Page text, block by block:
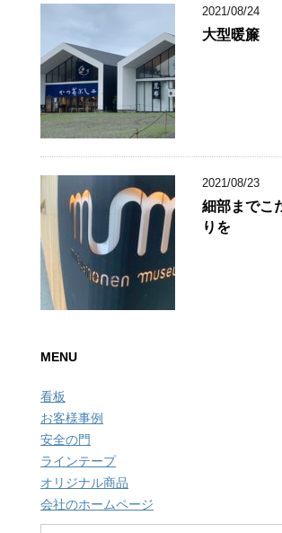
2021/08/24
大型暖簾
2021/08/23
細部までこ
りを
MENU
看板
お客様事例
安全の門
ラインテープ
オリジナル商品
会社のホームページ